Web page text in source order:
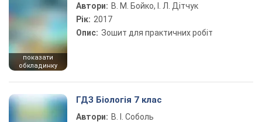
показати
обкладинку
Автори: В. М. Бойко, І. Л. Дітчук
Рік: 2017
Опис: Зошит для практичних робіт
ГДЗ Біологія 7 клас
Автори: В. І. Соболь